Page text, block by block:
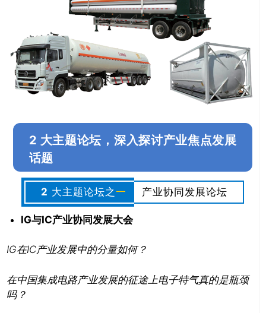
2 大主题论坛，深入探讨产业焦点发展
话题
2 大主题论坛之一 产业协同发展论坛
IG与IC产业协同发展大会
IG在IC产业发展中的分量如何？
在中国集成电路产业发展的征途上电子特气真的是瓶颈
吗？
关闭